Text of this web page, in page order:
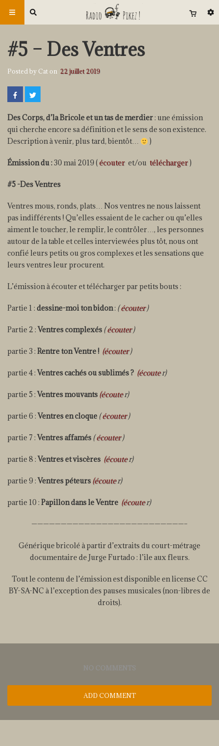
#5 – Des Ventres
Posted by Cat on 22 juillet 2019
Des Corps, d’la Bricole et un tas de merdier: une émission
qui cherche encore sa définition et le sens de son existence.
Description à venir, plus tard, bientôt…
)
Émission du : 30 mai 2019 ( écouter et/ou télécharger)
#5 -Des Ventres
Ventres mous, ronds, plats… Nos ventres ne nous laissent
pas indifférents ! Qu’elles essaient de le cacher ou qu’elles
aiment le toucher, le remplir, le contrôler…, les personnes
autour de la table et celles interviewées plus tôt, nous ont
confié leurs petits ou gros complexes et les sensations que
leurs ventres leur procurent.
L’émission à écouter et télécharger par petits bouts :
Partie 1 : dessine-moi ton bidon: ( écouter )
Partie 2 : Ventres complexés ( écouter )
partie 3 : Rentre ton Ventre ! (écouter )
partie 4 : Ventres cachés ou sublimés ? (écouter)
partie 5 : Ventres mouvants (écouter)
partie 6 : Ventres en cloque ( écouter )
partie 7 : Ventres affamés ( écouter )
partie 8 : Ventres et viscères (écouter)
partie 9 : Ventres péteurs (écouter)
partie 10 : Papillon dans le Ventre (écouter)
——————————————————————————–
Générique bricolé à partir d’extraits du court-métrage
documentaire de Jurge Furtado : l’ile aux fleurs.
Tout le contenu de l’émission est disponible en license CC
BY-SA-NC à l’exception des pauses musicales (non-libres de
droits).
NO COMMENTS
ADD COMMENT